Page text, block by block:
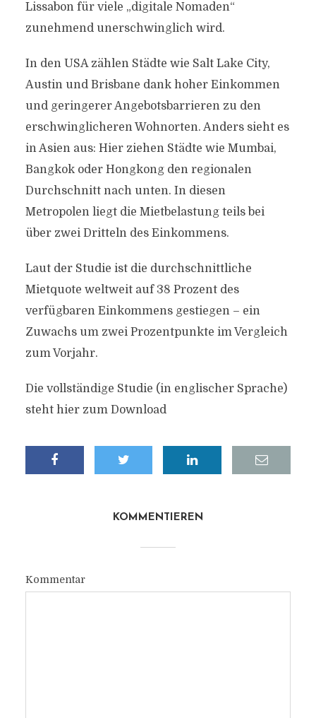
Lissabon für viele „digitale Nomaden“
zunehmend unerschwinglich wird.
In den USA zählen Städte wie Salt Lake City,
Austin und Brisbane dank hoher Einkommen
und geringerer Angebotsbarrieren zu den
erschwinglicheren Wohnorten. Anders sieht es
in Asien aus: Hier ziehen Städte wie Mumbai,
Bangkok oder Hongkong den regionalen
Durchschnitt nach unten. In diesen
Metropolen liegt die Mietbelastung teils bei
über zwei Dritteln des Einkommens.
Laut der Studie ist die durchschnittliche
Mietquote weltweit auf 38 Prozent des
verfügbaren Einkommens gestiegen – ein
Zuwachs um zwei Prozentpunkte im Vergleich
zum Vorjahr.
Die vollständige Studie (in englischer Sprache)
steht hier zum Download
KOMMENTIEREN
Kommentar